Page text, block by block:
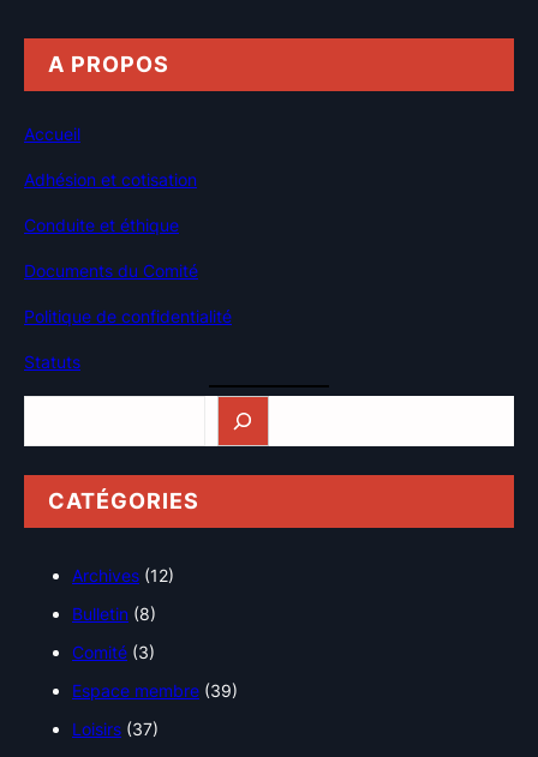
A PROPOS
Accueil
Adhésion et cotisation
Conduite et éthique
Documents du Comité
Politique de confidentialité
Statuts
CATÉGORIES
Archives (12)
Bulletin (8)
Comité (3)
Espace membre (39)
Loisirs (37)